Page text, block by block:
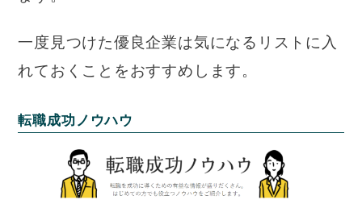
一度見つけた優良企業は気になるリストに入
れておくことをおすすめします。
転職成功ノウハウ